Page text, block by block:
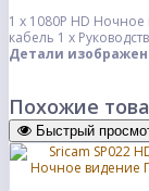
1 х 1080P HD Ночное
кабель 1 х
Детали
Похожие
Быстрый